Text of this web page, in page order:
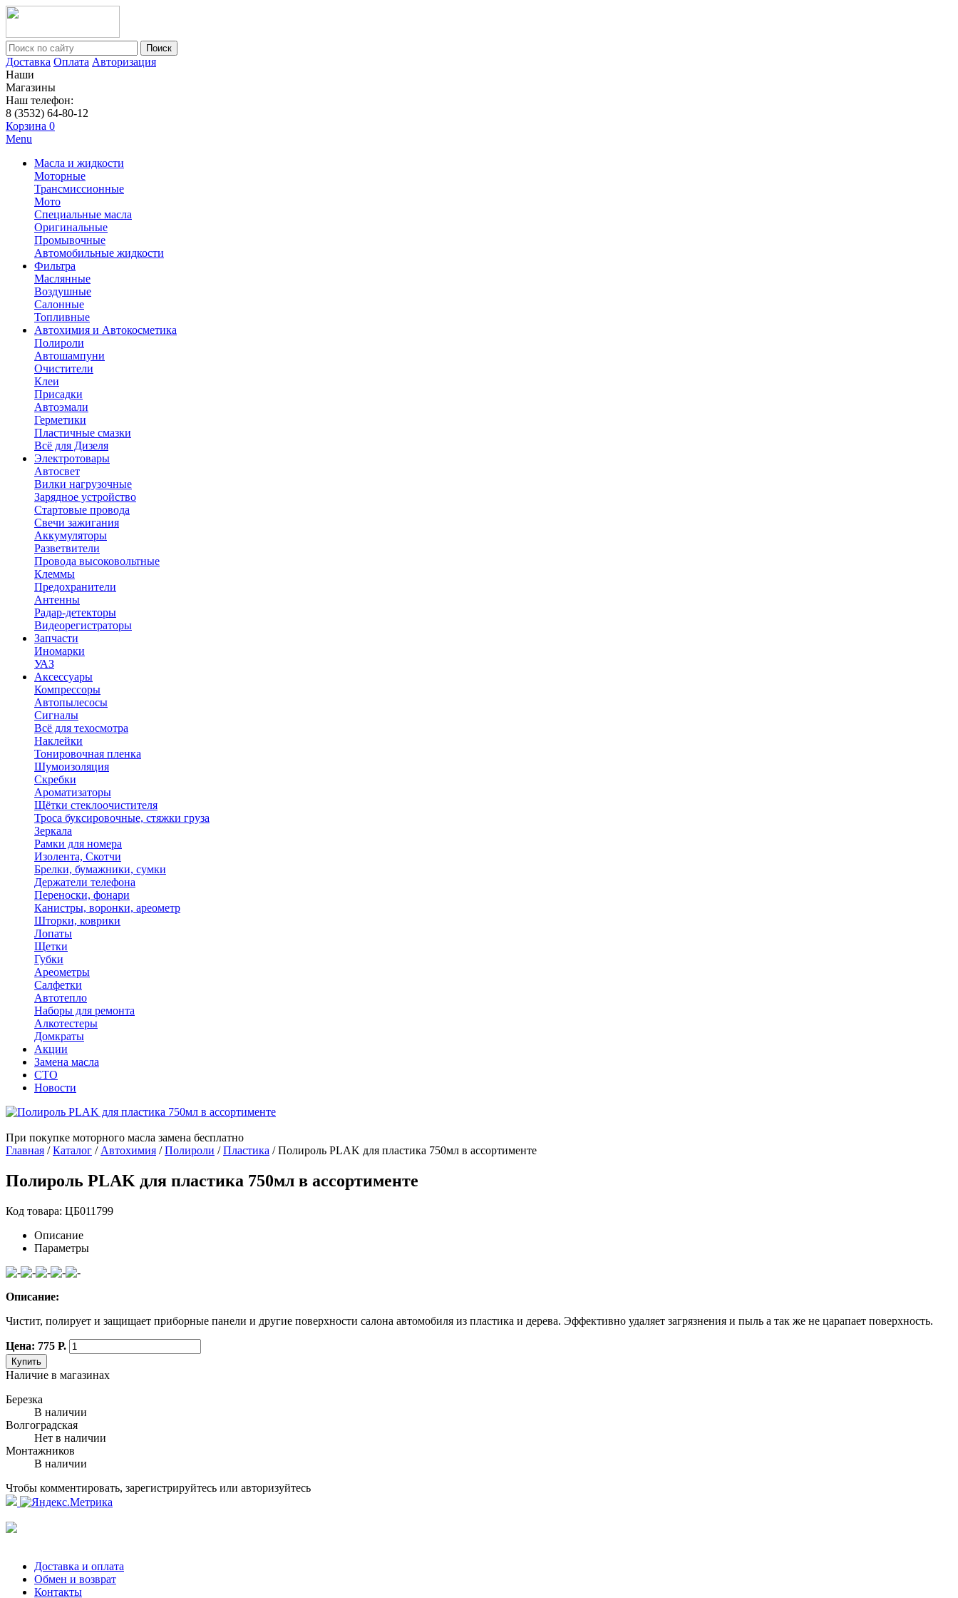
Поиск
Доставка Оплата Авторизация
Наши
Магазины
Наш телефон:
8 (3532) 64-80-12
Корзина 0
Menu
Масла и жидкости
Моторные
Трансмиссионные
Мото
Специальные масла
Оригинальные
Промывочные
Автомобильные жидкости
Фильтра
Маслянные
Воздушные
Салонные
Топливные
Автохимия и Автокосметика
Полироли
Автошампуни
Очистители
Клеи
Присадки
Автоэмали
Герметики
Пластичные смазки
Всё для Дизеля
Электротовары
Автосвет
Вилки нагрузочные
Зарядное устройство
Стартовые провода
Свечи зажигания
Аккумуляторы
Разветвители
Провода высоковольтные
Клеммы
Предохранители
Антенны
Радар-детекторы
Видеорегистраторы
Запчасти
Иномарки
УАЗ
Аксесcуары
Компрессоры
Автопылесосы
Сигналы
Всё для техосмотра
Наклейки
Тонировочная пленка
Шумоизоляция
Скребки
Ароматизаторы
Щётки стеклоочистителя
Троса буксировочные, стяжки груза
Зеркала
Рамки для номера
Изолента, Скотчи
Брелки, бумажники, сумки
Держатели телефона
Переноски, фонари
Канистры, воронки, ареометр
Шторки, коврики
Лопаты
Щетки
Губки
Ареометры
Салфетки
Автотепло
Наборы для ремонта
Алкотестеры
Домкраты
Акции
Замена масла
СТО
Новости
При покупке моторного масла замена бесплатно
Главная /Каталог / Автохимия /Полироли /Пластика /Полироль PLAK для пластика 750мл в ассортименте
Полироль PLAK для пластика 750мл в ассортименте
Код товара: ЦБ011799
Описание
Параметры
Описание:
Чистит, полирует и защищает приборные панели и другие поверхности салона автомобиля из пластика и дерева. Эффективно удаляет загрязнения и пыль а так же не царапает поверхность.
Цена: 775 Р.
Купить
Наличие в магазинах
Березка
В наличии
Волгоградская
Нет в наличии
Монтажников
В наличии
Чтобы комментировать, зарегистрируйтесь или авторизуйтесь
Доставка и оплата
Обмен и возврат
Контакты